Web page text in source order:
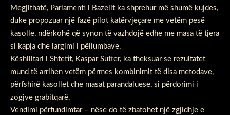
Megjithatë, Parlamenti i Bazelit ka shprehur më shumë kujdes,
duke propozuar një fazë pilot katërvjeçare me vetëm pesë
kasolle, ndërkohë që synon të vazhdojë edhe me masa të tjera
si kapja dhe largimi i pëllumbave.
Këshilltari i Shtetit, Kaspar Sutter, ka theksuar se rezultatet
mund të arrihen vetëm përmes kombinimit të disa metodave,
përfshirë kasollet dhe masat parandaluese, si përdorimi i
zogjve grabitqarë.
Vendimi përfundimtar – nëse do të zbatohet një zgjidhje e